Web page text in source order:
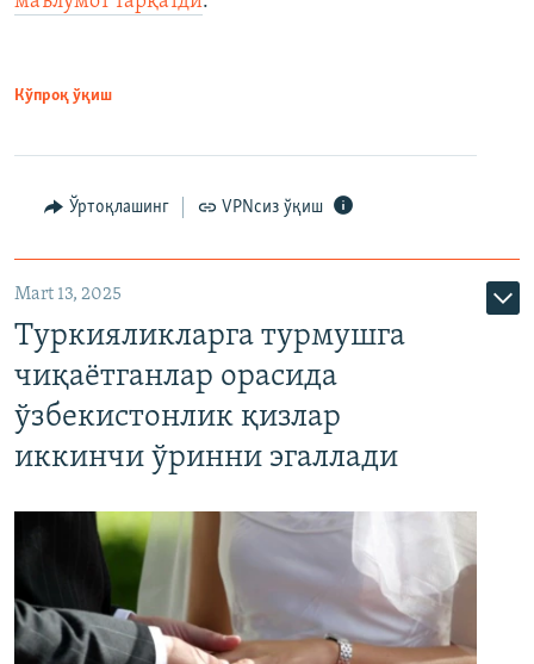
Кўпроқ ўқиш
Ўртоқлашинг VPNсиз ўқиш
Mart 13, 2025
Туркияликларга турмушга
чиқаётганлар орасида
ўзбекистонлик қизлар
иккинчи ўринни эгаллади